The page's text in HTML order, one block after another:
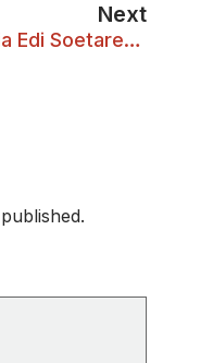
Next
Felycia Edi Soetaredjo: Raih Penghargaan Elsevier